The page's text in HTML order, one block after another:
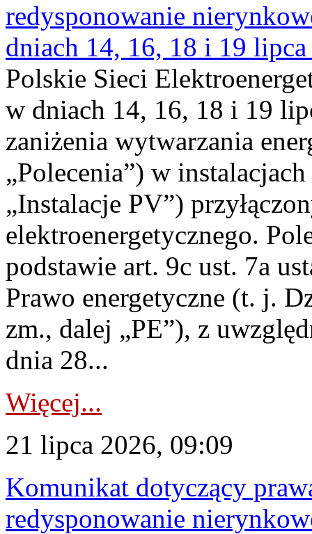
redysponowanie
dniach 14, 16, 18 i 19
Polskie Sieci
w dniach 14, 16, 18 i 19
zaniżenia wytwarzania
„Polecenia”) w
„Instalacje PV”)
elektroenergetycznego.
podstawie art. 9c ust. 7a
Prawo energetyczne (t. j.
zm., dalej „PE”), z
dnia 28...
Więcej...
21 lipca 2026, 09:09
Komunikat dotyczący
redysponowanie